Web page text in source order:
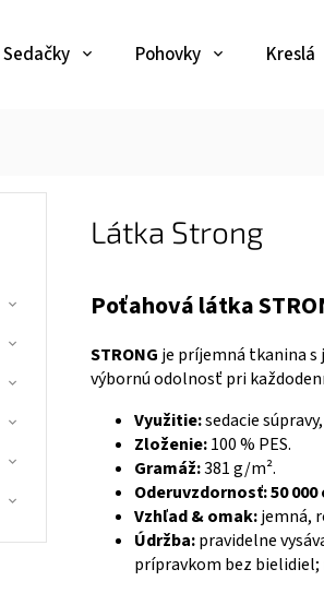
Sedačky Pohovky Kreslá
Látka Strong
Poťahová látka
STRONG je príjemná tkanina
výbornú odolnosť pri
Využitie:sedacie
Zloženie:100 % PES.
Gramáž:381 g/m².
Oderuvzdornosť:50
Vzhľad & omak:jemná,
Údržba:pravidelne
prípravkom bez